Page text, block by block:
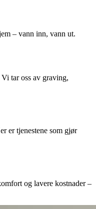
– vann inn, vann ut.
tar oss av graving,
er tjenestene som gjør
og lavere kostnader –